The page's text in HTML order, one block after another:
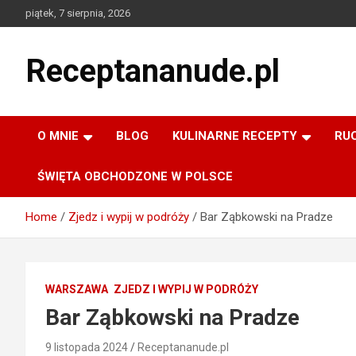
to
piątek, 7 sierpnia, 2026
Receptananude.pl
O MNIE BLOG KULINARNE RECEPTY
ŚWIĘTA OBCHODZONE W POLSCE
Home Zjedz i wypij w podróży Bar Ząbkowski na Pradze
WARSZAWA ZJEDZ I WYPIJ W PODRÓŻY
Bar Ząbkowski na Pradze
9 listopada 2024 Receptananude.pl